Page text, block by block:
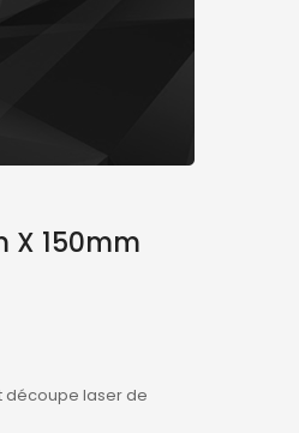
X 150mm
découpe laser de